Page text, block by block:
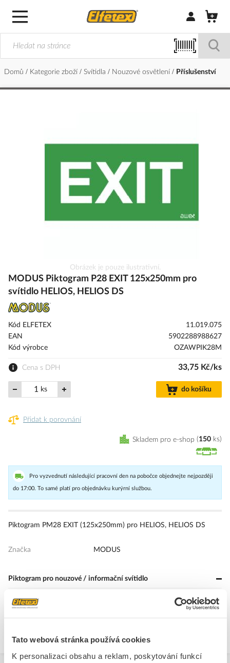
Tato webová stránka používá cookies
K personalizaci obsahu a reklam, poskytování funkcí
Přihlásit/
Domů Kategorie zboží Svítidla Nouzové osvětlení Příslušenství
na
začátek
s
Obrázek je pouze ilustrativní.
MODUS Piktogram P28 EXIT 125x250mm pro
svítidlo HELIOS, HELIOS DS
Kód ELFETEX
11.019.075
EAN
5902288988627
Kód výrobce
OZAWPIK28M
Cena s DPH 33,75 Kč/ks
ks do košíku
Přidat k porovnání
Skladem pro e-shop 150 ks
Pro vyzvednutí následující pracovní den na pobočce objednejte nejpozději
do 17:00. To samé platí pro objednávku kurýrní službou.
Piktogram PM28 EXIT (125x250mm) pro HELIOS, HELIOS DS
Značka MODUS
Piktogram pro nouzové / informační svítidlo
Význam piktogramu